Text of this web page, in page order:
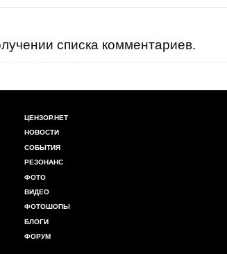
списка комментариев.
ЦЕНЗОР.НЕТ
НОВОСТИ
СОБЫТИЯ
РЕЗОНАНС
ФОТО
ВИДЕО
ФОТОШОПЫ
БЛОГИ
ФОРУМ